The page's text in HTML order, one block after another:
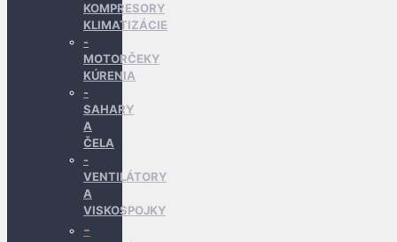
KOMPRESORY
KLIMATIZÁCIE
MOTORČEKY
KÚRENIA
SAHARY
A
ČELA
VENTILÁTORY
A
VISKOSPOJKY